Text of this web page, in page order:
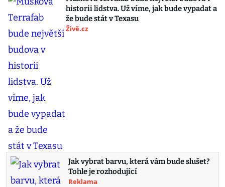
historii lidstva. Už víme, jak bude vypadat a
že bude stát v Texasu
Živě.cz
Jak vybrat barvu, která vám bude slušet?
Tohle je rozhodující
Reklama